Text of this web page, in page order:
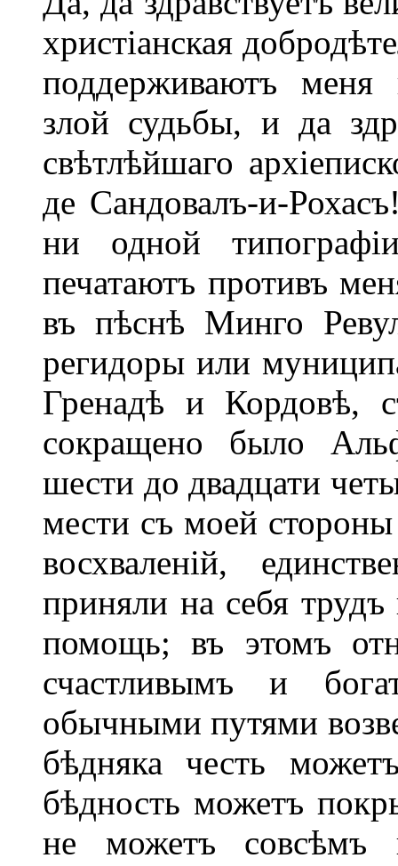
христіанская
поддерживаютъ меня
злой судьбы, и да
свѣтлѣйшаго
де Сандовалъ-и-
ни одной
печатаютъ противъ
въ пѣснѣ Минго
регидоры или
Гренадѣ и Кордовѣ,
сокращено было
шести до двадцати
мести съ моей
восхваленій,
приняли на себя
помощь; въ этомъ
счастливымъ и
обычными путями
бѣдняка честь
бѣдность можетъ
не можетъ совсѣмъ